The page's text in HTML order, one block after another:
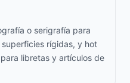
o serigrafía para
rígidas, y hot
libretas y artículos de